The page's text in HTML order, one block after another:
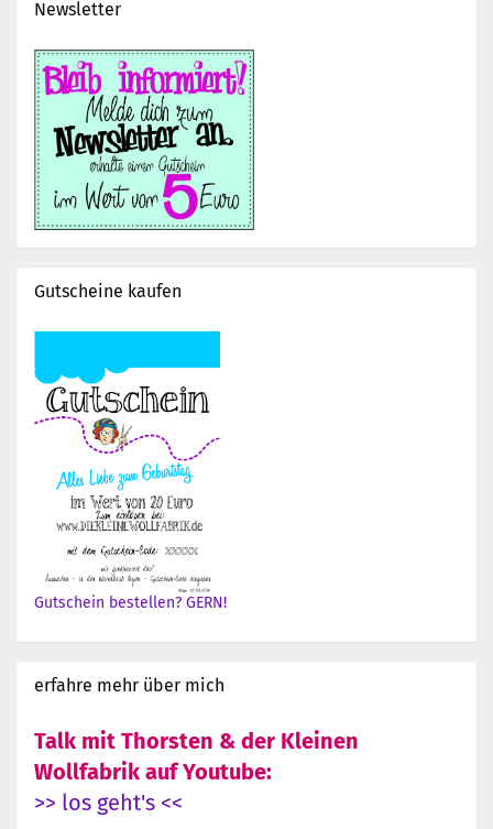
Newsletter
Gutscheine kaufen
Gutschein bestellen? GERN!
erfahre mehr über mich
Talk mit Thorsten & der Kleinen
Wollfabrik auf Youtube:
>> los geht's <<